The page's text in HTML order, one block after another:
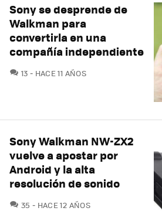
Sony se desprende de
Walkman para
convertirla en una
compañía independiente
13 COMENTARIOS
HACE 11 AÑOS
Sony Walkman NW-ZX2
vuelve a apostar por
Android y la alta
resolución de sonido
35 COMENTARIOS
HACE 12 AÑOS